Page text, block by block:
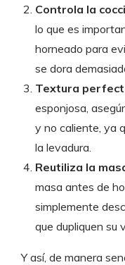
Controla la
lo que es
horneado para
se dora
Textura
esponjosa,
y no caliente, ya
la levadura.
Reutiliza la
masa antes de
simplemente
que dupliquen su
Y así, de manera